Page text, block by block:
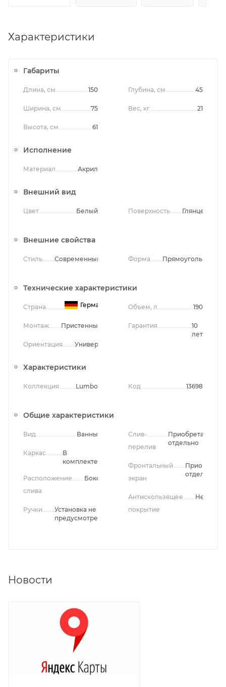
Характеристики
Габариты
Длина, см 150
Ширина, см 75
Высота, см 61
Глубина, см 45
Вес, кг 21
Исполнение
Материал Акрил
Внешний вид
Цвет Белый Поверхность Глянцевая
Внешние свойства
Стиль Современный Форма Прямоугольная
Технические характеристики
Страна Германия
Монтаж Пристенный
Ориентация Универсальная
Объем, л 190
Гарантия
10
лет
Характеристики
Коллекция Lumbo Код 13698
Общие характеристики
Вид Ванны
Каркас
В
комплекте
Расположение
слива
Боковое
Ручки
Установка не
предусмотрена
Слив-
перелив
Приобретается
отдельно
Фронтальный
экран
отдельно
Антискользящее
покрытие
Нет
Новости